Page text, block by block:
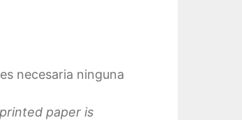
necesaria ninguna
paper is